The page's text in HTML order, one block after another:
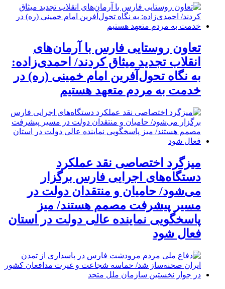
تعاون روستایی فارس با آرمان‌های
انقلاب تجدید میثاق کردند/ احمدی‌زاده:
به نگاه تحول‌آفرین امام خمینی (ره) در
خدمت به مردم متعهد هستیم
میزگرد اختصاصی نقد عملکرد
دستگاه‌های اجرایی فارس برگزار
می‌شود/ حامیان و منتقدان دولت در
مسیر پیشرفت مصمم هستند/ میز
پاسخگویی نماینده عالی دولت در استان
فعال شود